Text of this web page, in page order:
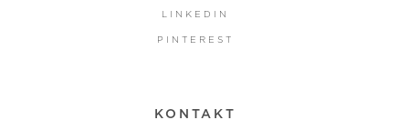
LINKEDIN
PINTEREST
KONTAKT